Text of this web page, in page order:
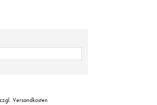
Versandkosten